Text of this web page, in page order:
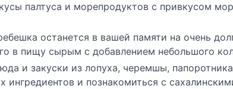
палтуса и морепродуктов с привкусом
останется в вашей памяти на очень
в пищу сырым с добавлением небольшого
и закуски из лопуха, черемшы,
и познакомиться с